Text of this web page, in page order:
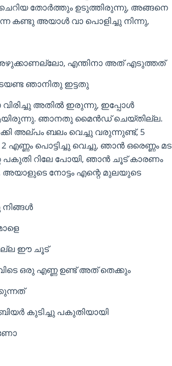
ചെറിയ തോർത്തും ഉടുത്തിരുന്നു, അങ്ങനെ
കണ്ടു അയാൾ വാ പൊളിച്ചു നിന്നു,
എന്തിനാ അത് എടുത്തത്
ഞാനിതു ഇട്ടതു
അതിൽ ഇരുന്നു, ഇപ്പോൾ
ഞാനതു മൈൻഡ് ചെയ്തില്ല.
അല്പം ബലം വെച്ചു വരുന്നുണ്ട്, 5
പൊട്ടിച്ചു വെച്ചു, ഞാൻ ഒരെണ്ണം മട
പകുതി റിലേ പോയി, ഞാൻ ചൂട് കാരണം
അയാളുടെ നോട്ടം എന്റെ മുലയുടെ
ഈ ചൂട്
ഒരു എണ്ണ ഉണ്ട്‌ അത് തെക്കും
കുടിച്ചു പകുതിയായി